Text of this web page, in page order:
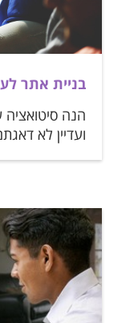
בניית אתר
הנה
ועדיין לא